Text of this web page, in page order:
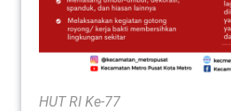
HUT RI Ke-77